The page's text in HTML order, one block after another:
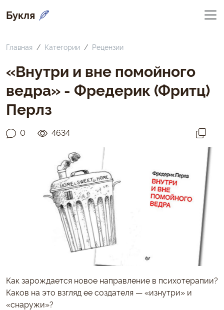
Букля
Главная Категории Рецензии
«Внутри и вне помойного
ведра» - Фредерик (Фритц)
Перлз
0 4634
Как зарождается новое направление в психотерапии?
Каков на это взгляд ее создателя — «изнутри» и
«снаружи»?